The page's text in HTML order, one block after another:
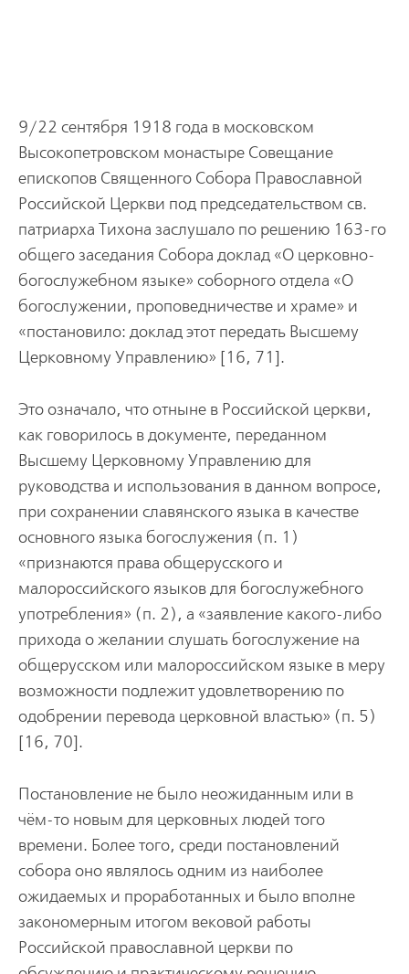
9/22 cентября 1918 года в московском
Высокопетровском монастыре Совещание
епископов Священного Собора Православной
Российской Церкви под председательством св.
патриарха Тихона заслушало по решению 163-го
общего заседания Собора доклад «О церковно-
богослужебном языке» соборного отдела «О
богослужении, проповедничестве и храме» и
«постановило: доклад этот передать Высшему
Церковному Управлению» [16, 71].
Это означало, что отныне в Российской церкви,
как говорилось в документе, переданном
Высшему Церковному Управлению для
руководства и использования в данном вопросе,
при сохранении славянского языка в качестве
основного языка богослужения (п. 1)
«признаются права общерусского и
малороссийского языков для богослужебного
употребления» (п. 2), а «заявление какого-либо
прихода о желании слушать богослужение на
общерусском или малороссийском языке в меру
возможности подлежит удовлетворению по
одобрении перевода церковной властью» (п. 5)
[16, 70].
Постановление не было неожиданным или в
чём-то новым для церковных людей того
времени. Более того, среди постановлений
собора оно являлось одним из наиболее
ожидаемых и проработанных и было вполне
закономерным итогом вековой работы
Российской православной церкви по